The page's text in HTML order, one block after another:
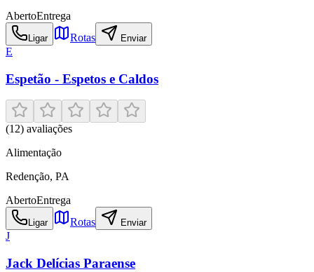
AbertoEntrega
Ligar Rotas Enviar
E
Espetão - Espetos e Caldos
(12) avaliações
Alimentação
Redenção, PA
AbertoEntrega
Ligar Rotas Enviar
J
Jack Delícias Paraense